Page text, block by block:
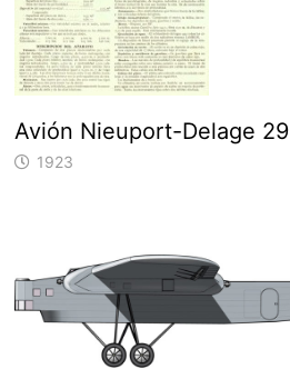
Avión Nieuport-Delage 29
1923